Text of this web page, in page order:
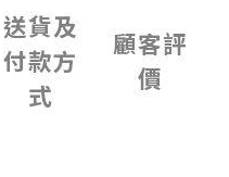
送貨及
付款方
式
顧客評
價